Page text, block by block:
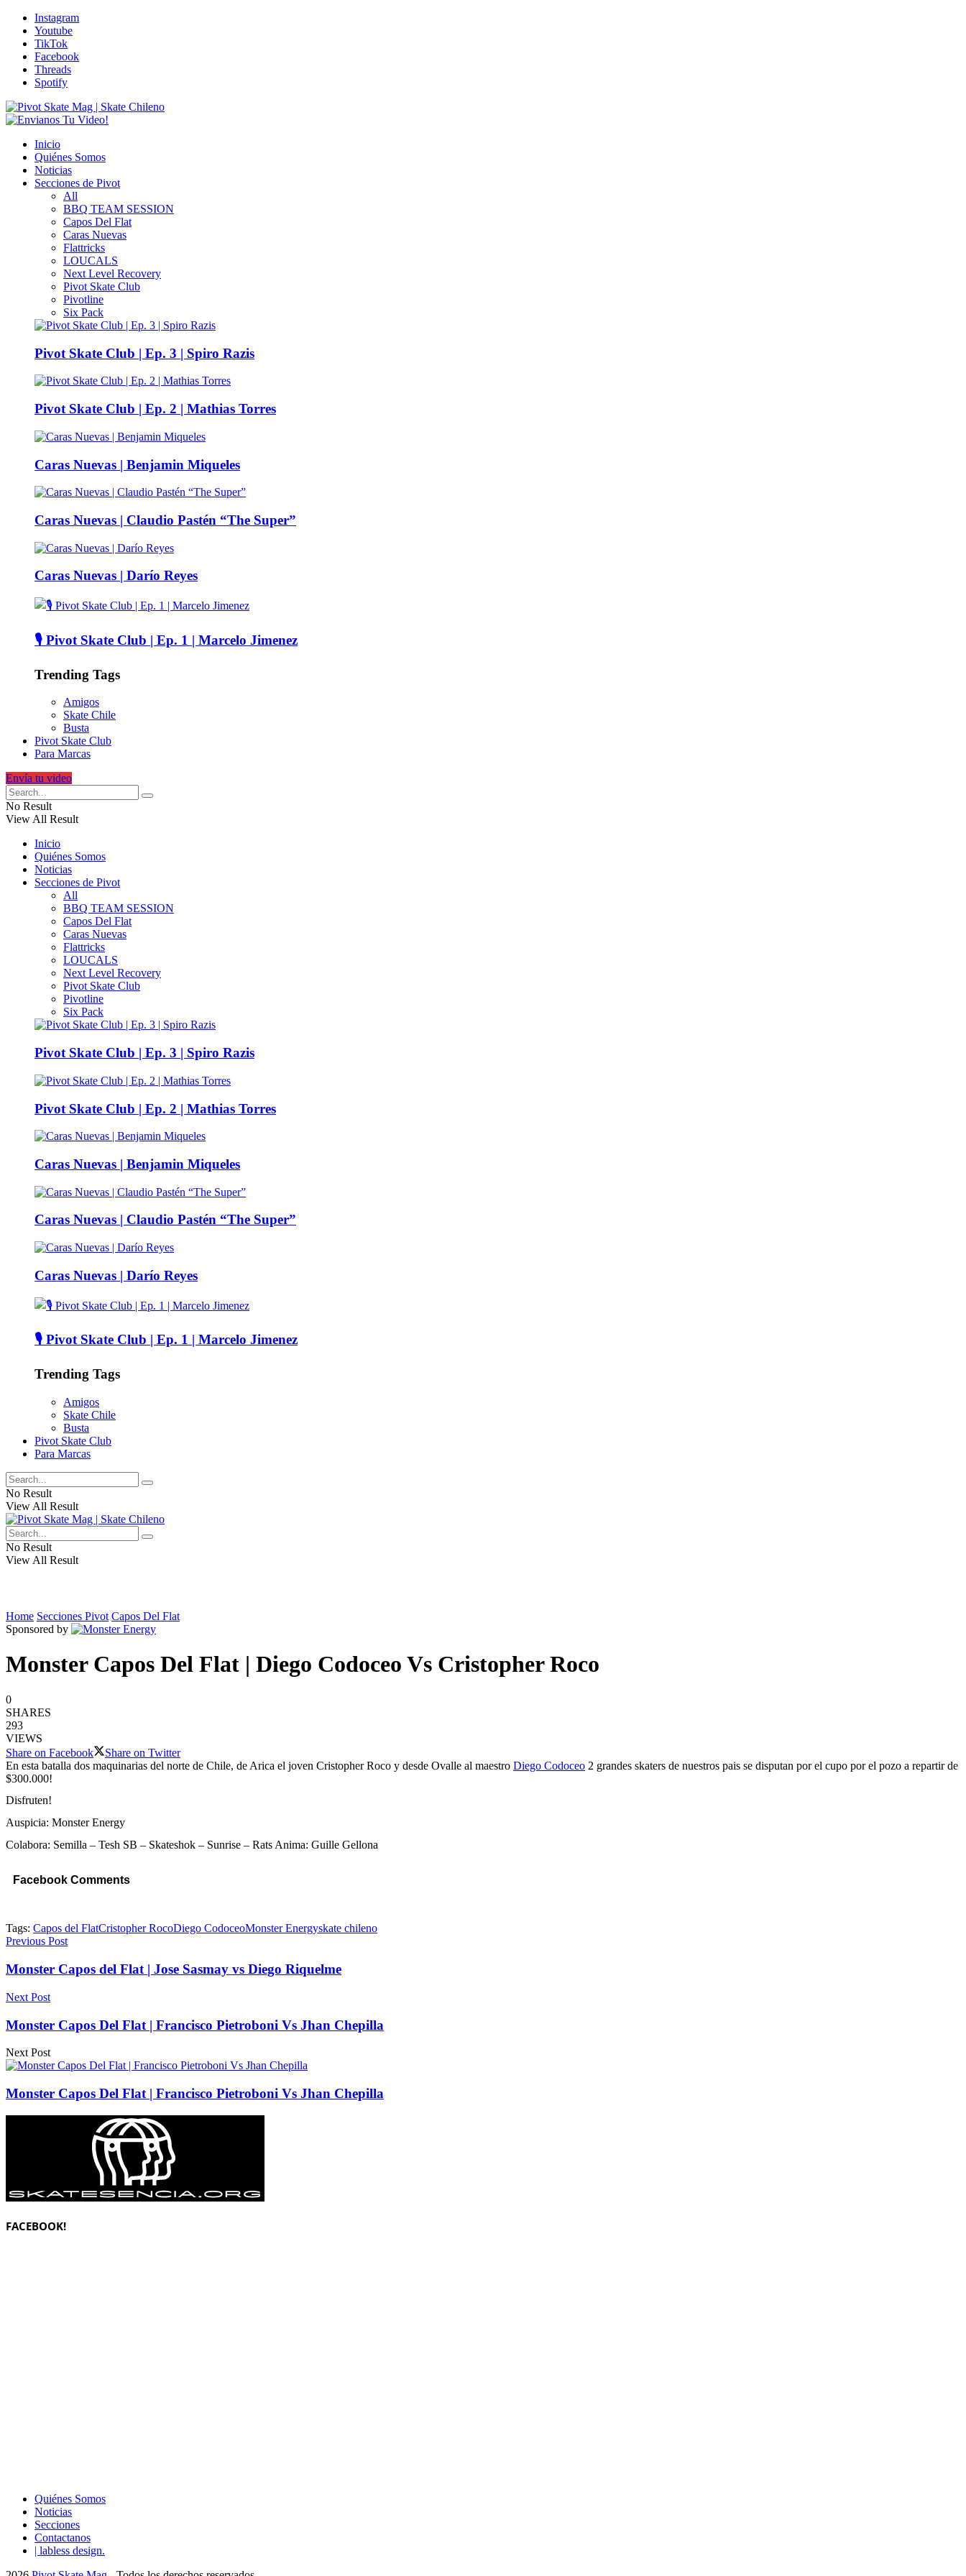
Instagram
Youtube
TikTok
Facebook
Threads
Spotify
Inicio
Quiénes Somos
Noticias
Secciones de Pivot
All
BBQ TEAM SESSION
Capos Del Flat
Caras Nuevas
Flattricks
LOUCALS
Next Level Recovery
Pivot Skate Club
Pivotline
Six Pack
Pivot Skate Club | Ep. 3 | Spiro Razis
Pivot Skate Club | Ep. 2 | Mathias Torres
Caras Nuevas | Benjamin Miqueles
Caras Nuevas | Claudio Pastén “The Super”
Caras Nuevas | Darío Reyes
🎙️ Pivot Skate Club | Ep. 1 | Marcelo Jimenez
Trending Tags
Amigos
Skate Chile
Busta
Pivot Skate Club
Para Marcas
Envía tu video
No Result
View All Result
Inicio
Quiénes Somos
Noticias
Secciones de Pivot
All
BBQ TEAM SESSION
Capos Del Flat
Caras Nuevas
Flattricks
LOUCALS
Next Level Recovery
Pivot Skate Club
Pivotline
Six Pack
Pivot Skate Club | Ep. 3 | Spiro Razis
Pivot Skate Club | Ep. 2 | Mathias Torres
Caras Nuevas | Benjamin Miqueles
Caras Nuevas | Claudio Pastén “The Super”
Caras Nuevas | Darío Reyes
🎙️ Pivot Skate Club | Ep. 1 | Marcelo Jimenez
Trending Tags
Amigos
Skate Chile
Busta
Pivot Skate Club
Para Marcas
No Result
View All Result
No Result
View All Result
Home Secciones Pivot Capos Del Flat
Sponsored by
Monster Capos Del Flat | Diego Codoceo Vs Cristopher Roco
0
SHARES
293
VIEWS
Share on Facebook
Share on Twitter
En esta batalla dos maquinarias del norte de Chile, de Arica el joven Cristopher Roco y desde Ovalle al maestro Diego Codoceo 2 grandes skaters de nuestros pais se disputan por el cupo por el pozo a repartir de
$300.000!
Disfruten!
Auspicia: Monster Energy
Colabora: Semilla – Tesh SB – Skateshok – Sunrise – Rats Anima: Guille Gellona
Facebook Comments
Tags: Capos del FlatCristopher RocoDiego CodoceoMonster Energyskate chileno
Previous Post
Monster Capos del Flat | Jose Sasmay vs Diego Riquelme
Next Post
Monster Capos Del Flat | Francisco Pietroboni Vs Jhan Chepilla
Next Post
Monster Capos Del Flat | Francisco Pietroboni Vs Jhan Chepilla
FACEBOOK!
Quiénes Somos
Noticias
Secciones
Contactanos
| labless design.